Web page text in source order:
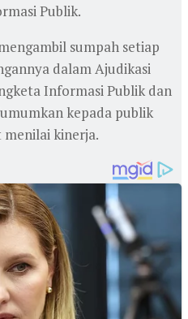
Publik.
sumpah setiap
dalam Ajudikasi
Informasi Publik dan
kepada publik
menilai kinerja.